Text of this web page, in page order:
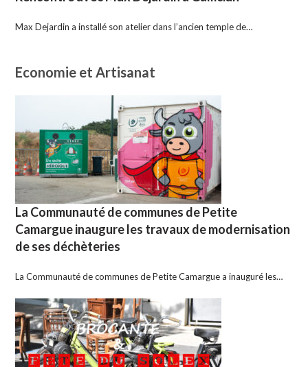
Max Dejardin a installé son atelier dans l’ancien temple de…
Economie et Artisanat
La Communauté de communes de Petite
Camargue inaugure les travaux de modernisation
de ses déchèteries
La Communauté de communes de Petite Camargue a inauguré les…